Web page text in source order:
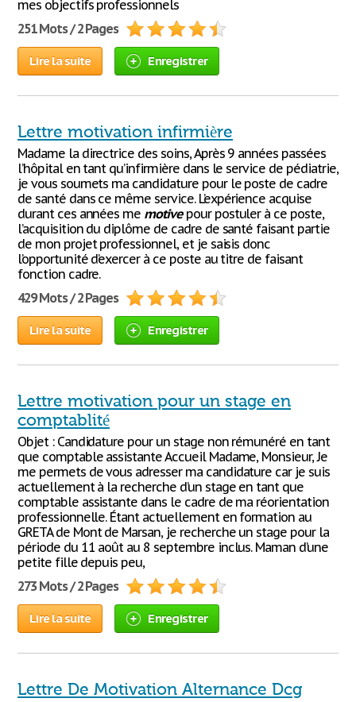
mes objectifs professionnels
251 Mots / 2 Pages
Lire la suite Enregistrer
Lettre motivation infirmière
Madame la directrice des soins, Après 9 années passées
l’hôpital en tant qu’infirmière dans le service de pédiatrie,
je vous soumets ma candidature pour le poste de cadre
de santé dans ce même service. L’expérience acquise
durant ces années me motivepour postuler à ce poste,
l’acquisition du diplôme de cadre de santé faisant partie
de mon projet professionnel, et je saisis donc
l’opportunité d’exercer à ce poste au titre de faisant
fonction cadre.
429 Mots / 2 Pages
Lire la suite Enregistrer
Lettre motivation pour un stage en
comptablité
Objet : Candidature pour un stage non rémunéré en tant
que comptable assistante Accueil Madame, Monsieur, Je
me permets de vous adresser ma candidature car je suis
actuellement à la recherche d’un stage en tant que
comptable assistante dans le cadre de ma réorientation
professionnelle. Étant actuellement en formation au
GRETA de Mont de Marsan, je recherche un stage pour la
période du 11 août au 8 septembre inclus. Maman d’une
petite fille depuis peu,
273 Mots / 2 Pages
Lire la suite Enregistrer
Lettre De Motivation Alternance Dcg